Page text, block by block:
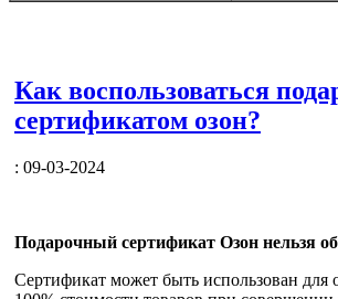
Как воспользоваться
сертификатом озон?
: 09-03-2024
Подарочный сертификат Озон нельзя
Сертификат может быть использован для